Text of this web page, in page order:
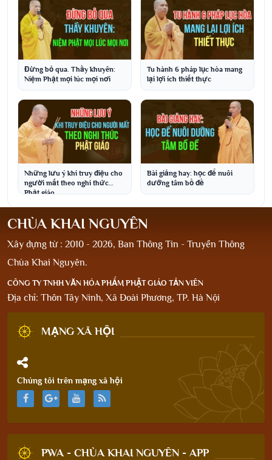
Đừng bỏ qua. Thầy khuyên:
Niệm Phật mọi lúc mọi nơi
Tu hành 6 pháp lục hòa mang
lại lợi ích thiết thực
Những lưu ý khi truy điệu cho
người mất theo nghi thức
Phật giáo
Bài giảng hay: học để nuôi
dưỡng tâm bồ đề
CHÙA KHAI NGUYÊN
Xây dựng từ : 2010 - 2026, Ban Thông Tin - Truyền Thông
Chùa Khai Nguyên.
CÔNG TY TNHH VĂN HÓA PHẨM PHẬT GIÁO TẢN VIÊN
Địa chỉ: Thôn Tây Ninh, Xã Đoài Phương, TP. Hà Nội
MẠNG XÃ HỘI
Chúng tôi trên mạng xã hội
PWA - CHÙA KHAI NGUYÊN - APP